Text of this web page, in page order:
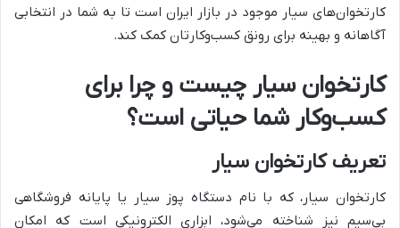
کارتخوان‌های سیار موجود در بازار ایران است تا به شما در انتخابی
آگاهانه و بهینه برای رونق کسب‌وکارتان کمک کند.
کارتخوان سیار چیست و چرا برای
کسب‌وکار شما حیاتی است؟
تعریف کارتخوان سیار
کارتخوان سیار، که با نام دستگاه پوز سیار یا پایانه فروشگاهی
بی‌سیم نیز شناخته می‌شود، ابزاری الکترونیکی است که امکان